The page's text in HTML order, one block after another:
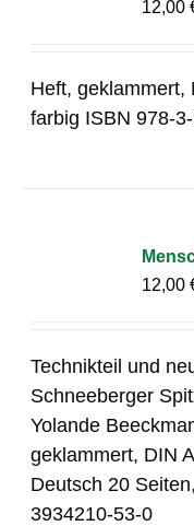
12,00
Heft, geklammert,
farbig ISBN 978-
12,00
Technikteil und
Schneeberger
Yolande
geklammert, DIN
Deutsch 20
3934210-53-0